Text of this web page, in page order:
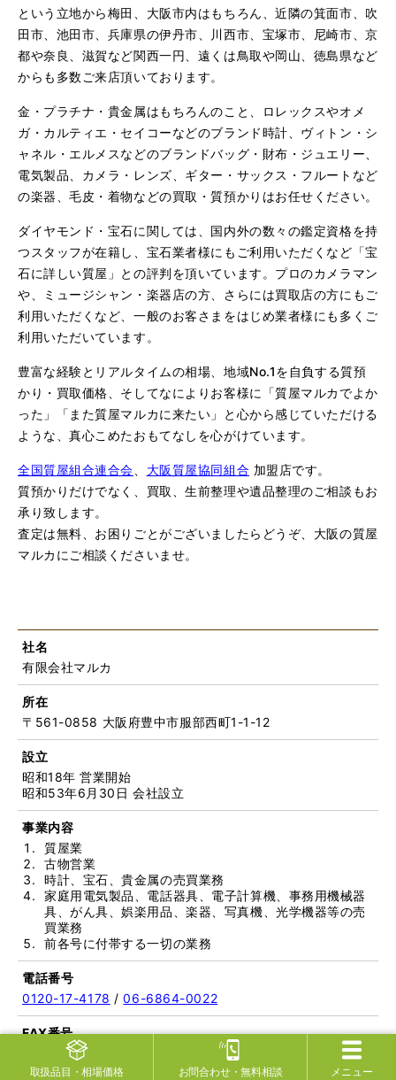
という立地から梅田、大阪市内はもちろん、近隣の箕面市、吹
田市、池田市、兵庫県の伊丹市、川西市、宝塚市、尼崎市、京
都や奈良、滋賀など関西一円、遠くは鳥取や岡山、徳島県など
からも多数ご来店頂いております。
金・プラチナ・貴金属はもちろんのこと、ロレックスやオメ
ガ・カルティエ・セイコーなどのブランド時計、ヴィトン・シ
ャネル・エルメスなどのブランドバッグ・財布・ジュエリー、
電気製品、カメラ・レンズ、ギター・サックス・フルートなど
の楽器、毛皮・着物などの買取・質預かりはお任せください。
ダイヤモンド・宝石に関しては、国内外の数々の鑑定資格を持
つスタッフが在籍し、宝石業者様にもご利用いただくなど「宝
石に詳しい質屋」との評判を頂いています。プロのカメラマン
や、ミュージシャン・楽器店の方、さらには買取店の方にもご
利用いただくなど、一般のお客さまをはじめ業者様にも多くご
利用いただいています。
豊富な経験とリアルタイムの相場、地域No.1を自負する質預
かり・買取価格、そしてなによりお客様に「質屋マルカでよか
った」「また質屋マルカに来たい」と心から感じていただける
ような、真心こめたおもてなしを心がけています。
全国質屋組合連合会 大阪質屋協同組合 加盟店です。
質預かりだけでなく、買取、生前整理や遺品整理のご相談もお
承り致します。
査定は無料、お困りごとがございましたらどうぞ、大阪の質屋
マルカにご相談くださいませ。
社名
有限会社マルカ
所在
〒561-0858 大阪府豊中市服部西町1-1-12
設立
昭和18年 営業開始
昭和53年6月30日 会社設立
事業内容
質屋業
古物営業
時計、宝石、貴金属の売買業務
家庭用電気製品、電話器具、電子計算機、事務用機械器
具、がん具、娯楽用品、楽器、写真機、光学機器等の売
買業務
前各号に付帯する一切の業務
電話番号
0120-17-4178 /06-6864-0022
FAX番号
06-6864-5151
取扱品目 ・相場価格 お問合わせ・無料相談 メニュー